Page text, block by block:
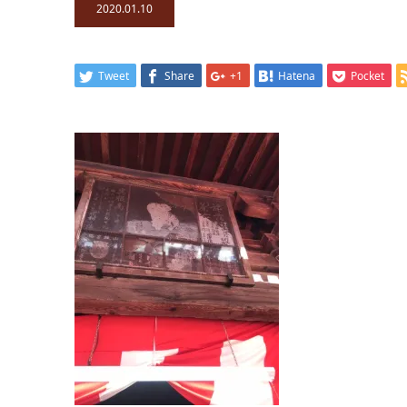
2020.01.10
Tweet Share +1 Hatena Pocket